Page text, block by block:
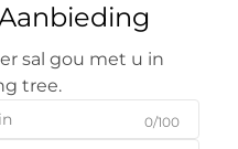
sal gou met u in
tree.
0/100